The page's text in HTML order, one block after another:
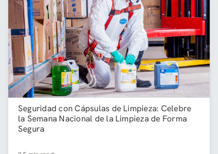
Seguridad con Cápsulas de Limpieza: Celebre
la Semana Nacional de la Limpieza de Forma
Segura